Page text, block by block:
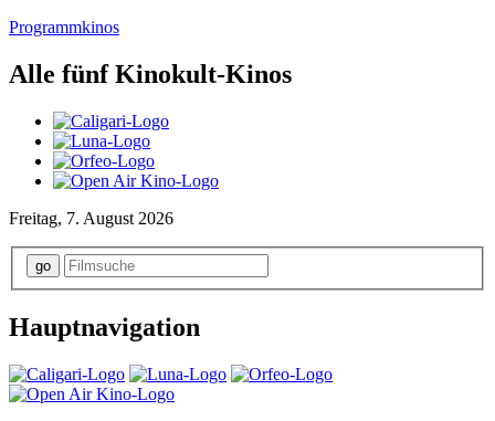
Programmkinos
Alle fünf Kinokult-Kinos
Freitag, 7. August 2026
Hauptnavigation